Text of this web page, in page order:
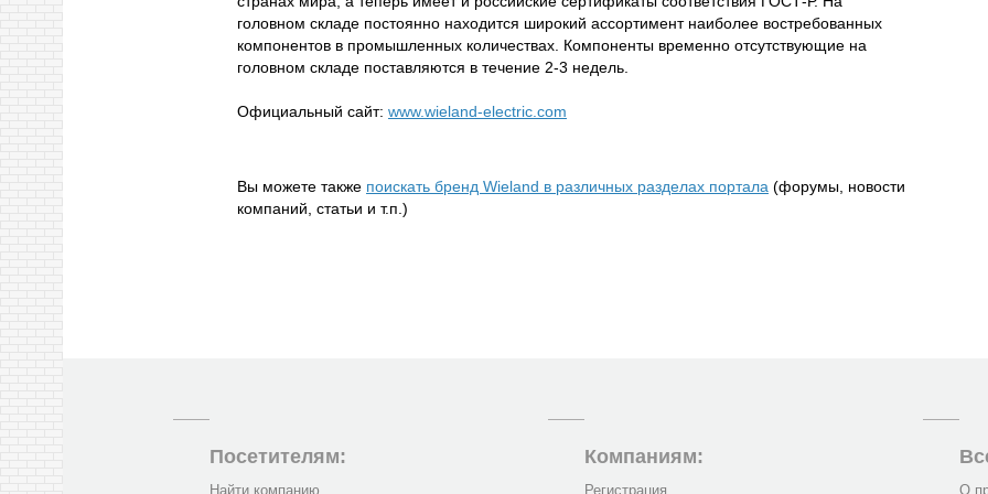
головном складе постоянно находится широкий ассортимент наиболее востребованных
компонентов в промышленных количествах. Компоненты временно отсутствующие на
головном складе поставляются в течение 2-3 недель.
Официальный сайт: www.wieland-electric.com
Вы можете также поискать бренд Wieland в различных разделах портала (форумы, новости
компаний, статьи и т.п.)
Посетителям:
Найти компанию
Компаниям:
Регистрация О